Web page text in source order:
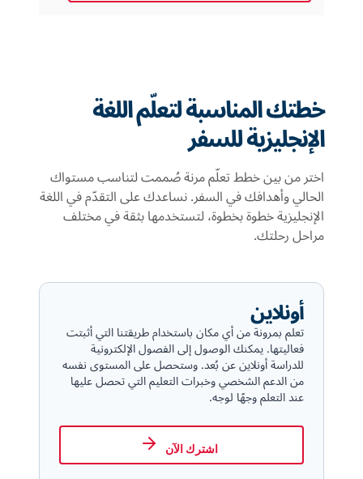
خطتك المناسبة لتعلّم اللغة
الإنجليزية للسفر
اختر من بين خطط تعلّم مرنة صُممت لتناسب مستواك
الحالي وأهدافك في السفر. نساعدك على التقدّم في اللغة
الإنجليزية خطوة بخطوة، لتستخدمها بثقة في مختلف
مراحل رحلتك.
أونلاين
تعلم بمرونة من أي مكان باستخدام طريقتنا التي أثبتت
فعاليتها. يمكنك الوصول إلى الفصول الإلكترونية
للدراسة أونلاين عن بُعد. وستحصل على المستوى نفسه
من الدعم الشخصي وخبرات التعليم التي تحصل عليها
عند التعلم وجهًا لوجه.
اشترك الآن